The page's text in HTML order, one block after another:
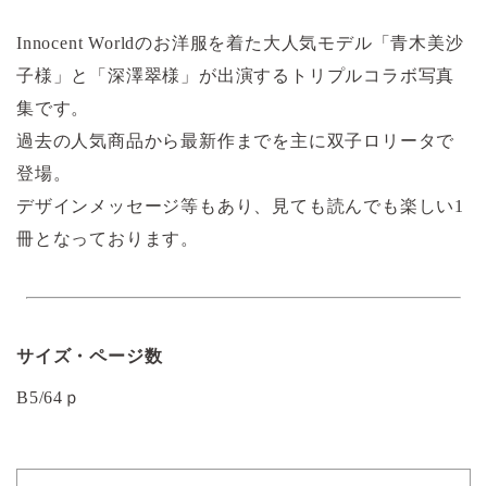
Innocent Worldのお洋服を着た大人気モデル「青木美沙
子様」と「深澤翠様」が出演するトリプルコラボ写真
集です。
過去の人気商品から最新作までを主に双子ロリータで
登場。
デザインメッセージ等もあり、見ても読んでも楽しい1
冊となっております。
サイズ・ページ数
B5/64ｐ